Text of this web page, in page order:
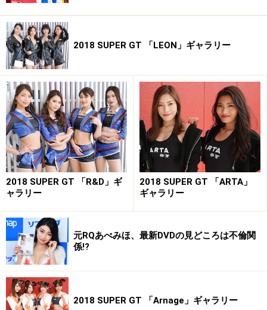
※画像の肖像権は各モデルさん及び、所属事務所に帰属
します。
※画像の無断使用及び直リンクは営利・非営利を問わず
禁止します。
All About 著作権/商標/免責事項
All About 「レースクイーン」ガイドサイト掲載画像につ
いて
※記事内容は執筆時点のものです。最新の内容をご確認くださ
い。
2018 SUPER GT 「LEON」ギャラリー
2018 SUPER GT 「R&D」ギ
ャラリー
2018 SUPER GT 「ARTA」
ギャラリー
元RQあべみほ、最新DVDの見どころは不倫関
係!?
2018 SUPER GT 「Arnage」ギャラリー